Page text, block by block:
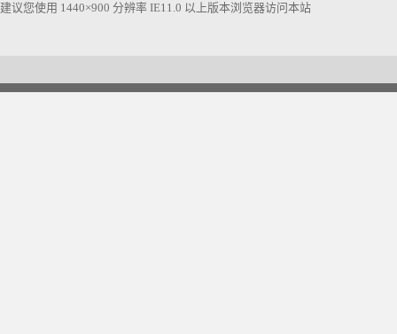
建议您使用 1440×900 分辨率 IE11.0 以上版本浏览器访问本站